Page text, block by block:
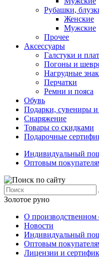
Рубашки,
Женские
Мужские
Прочее
Аксессуары
Галстуки и
Погоны и
Нагрудные
Перчатки
Ремни и пояса
Обувь
Подарки, сувениры
Снаряжение
Товары со скидками
Подарочные
Индивидуальный
Оптовым
Золотое руно
О производственном
Новости
Индивидуальный
Оптовым
Лицензии и